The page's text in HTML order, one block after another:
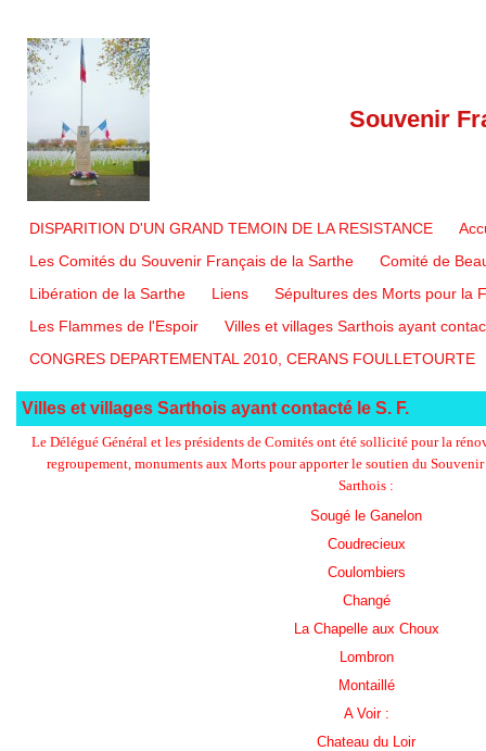
Souvenir
DISPARITION D'UN GRAND TEMOIN DE LA RESISTANCE
Les Comités du Souvenir Français de la Sarthe
Comité de
Libération de la Sarthe
Liens
Sépultures des Morts pour la
Les Flammes de l'Espoir
Villes et villages Sarthois ayant
CONGRES DEPARTEMENTAL 2010, CERANS FOULLETOURTE
Villes et villages Sarthois ayant contacté le S. F.
Le Délégué Général et les présidents de Comités ont été sollicité pour la
regroupement, monuments aux Morts pour apporter le soutien du
Sarthois :
Sougé le Ganelon
Coudrecieux
Coulombiers
Changé
La Chapelle aux Choux
Lombron
Montaillé
A Voir :
Chateau du Loir